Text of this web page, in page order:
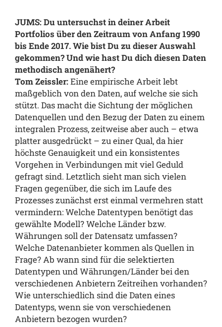
JUMS: Du untersuchst in deiner Arbeit
Portfolios über den Zeitraum von Anfang 1990
bis Ende 2017. Wie bist Du zu dieser Auswahl
gekommen? Und wie hast Du dich diesen Daten
methodisch angenähert?
Tom Zeissler:Eine empirische Arbeit lebt
maßgeblich von den Daten, auf welche sie sich
stützt. Das macht die Sichtung der möglichen
Datenquellen und den Bezug der Daten zu einem
integralen Prozess, zeitweise aber auch – etwa
platter ausgedrückt – zu einer Qual, da hier
höchste Genauigkeit und ein konsistentes
Vorgehen in Verbindungen mit viel Geduld
gefragt sind. Letztlich sieht man sich vielen
Fragen gegenüber, die sich im Laufe des
Prozesses zunächst erst einmal vermehren statt
vermindern: Welche Datentypen benötigt das
gewählte Modell? Welche Länder bzw.
Währungen soll der Datensatz umfassen?
Welche Datenanbieter kommen als Quellen in
Frage? Ab wann sind für die selektierten
Datentypen und Währungen/Länder bei den
verschiedenen Anbietern Zeitreihen vorhanden?
Wie unterschiedlich sind die Daten eines
Datentyps, wenn sie von verschiedenen
Anbietern bezogen wurden?